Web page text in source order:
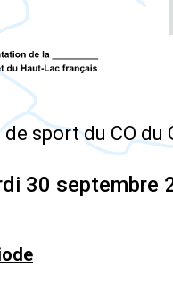
sport du CO du
30 septembre